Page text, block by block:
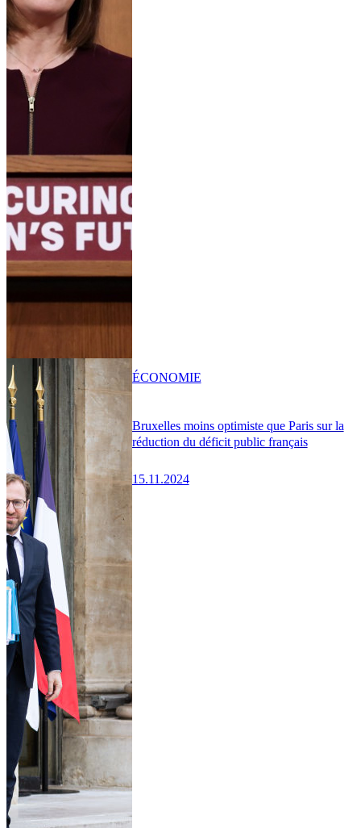
Bruxelles moins optimiste que Paris sur la
réduction du déficit public français
15.11.2024
ÉCONOMIE